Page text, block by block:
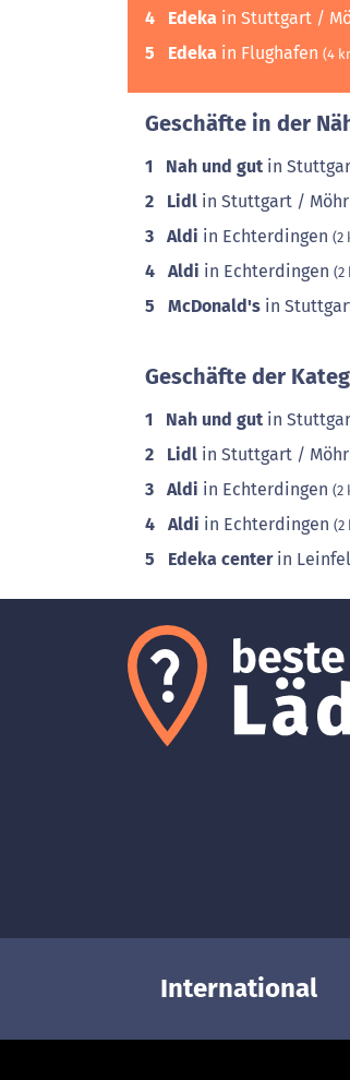
4 Edeka in Stuttgart /
5 Edeka in Flughafen (4
Geschäfte in der
1 Nah und gut in
2 Lidl in Stuttgart /
3 Aldi in Echterdingen (2
4 Aldi in Echterdingen (2
5 McDonald's in
Geschäfte der
1 Nah und gut in
2 Lidl in Stuttgart /
3 Aldi in Echterdingen (2
4 Aldi in Echterdingen (2
5 Edeka centerin
International